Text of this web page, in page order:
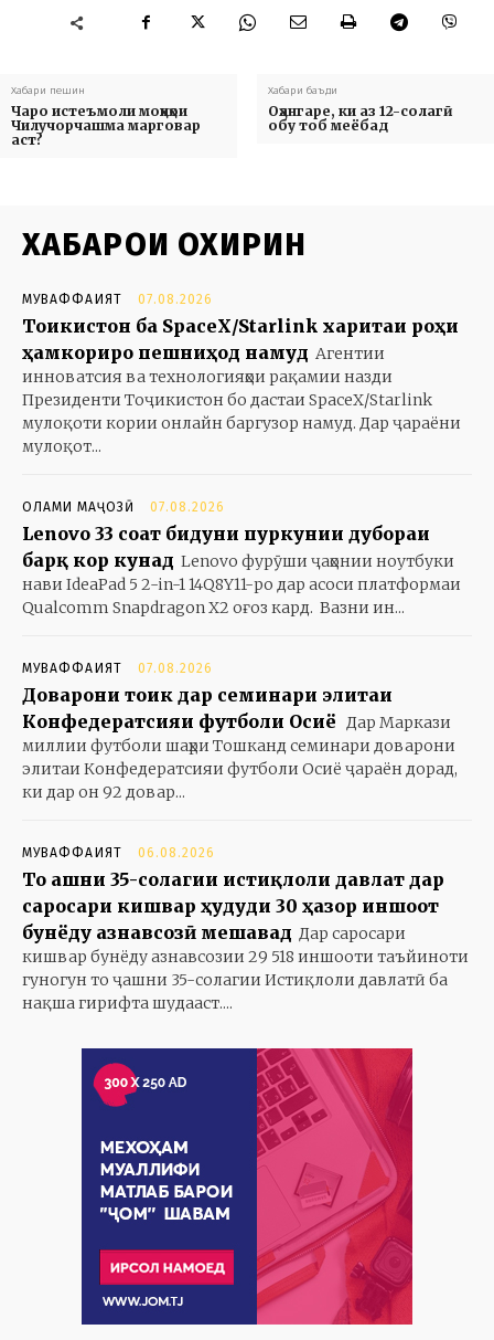
Хабари пешин
Чаро истеъмоли моҳиҳои
Чилучорчашма марговар
аст?
Хабари баъди
Оҳангаре, ки аз 12-солагӣ
обу тоб меёбад
ХАБАРҲОИ ОХИРИН
МУВАФФАҚИЯТ 07.08.2026
Тоҷикистон ба SpaceX/Starlink харитаи роҳи
ҳамкориро пешниҳод намуд Агентии
инноватсия ва технологияҳои рақамии назди
Президенти Тоҷикистон бо дастаи SpaceX/Starlink
мулоқоти кории онлайн баргузор намуд. Дар ҷараёни
мулоқот...
ОЛАМИ МАҶОЗӢ 07.08.2026
Lenovo 33 соат бидуни пуркунии дубораи
барқ кор кунад Lenovo фурӯши ҷаҳонии ноутбуки
нави IdeaPad 5 2-in-1 14Q8Y11-ро дар асоси платформаи
Qualcomm Snapdragon X2 оғоз кард. Вазни ин...
МУВАФФАҚИЯТ 07.08.2026
Доварони тоҷик дар семинари элитаи
Конфедератсияи футболи Осиё Дар Маркази
миллии футболи шаҳри Тошканд семинари доварони
элитаи Конфедератсияи футболи Осиё ҷараён дорад,
ки дар он 92 довар...
МУВАФФАҚИЯТ 06.08.2026
То ҷашни 35-солагии истиқлоли давлат дар
саросари кишвар ҳудуди 30 ҳазор иншоот
бунёду азнавсозӣ мешавад Дар саросари
кишвар бунёду азнавсозии 29 518 иншооти таъйиноти
гуногун то ҷашни 35-солагии Истиқлоли давлатӣ ба
нақша гирифта шудааст....